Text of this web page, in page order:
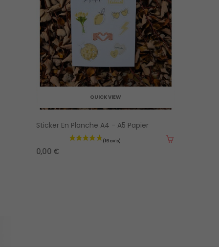
QUICK VIEW
Sticker En Planche A4 - A5 Papier
0,00 €